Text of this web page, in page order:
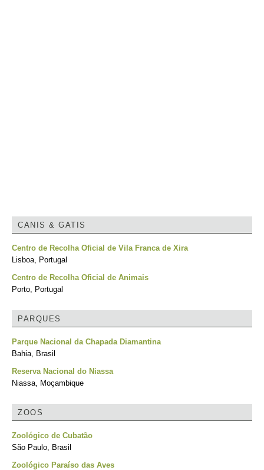
CANIS & GATIS
Centro de Recolha Oficial de Vila Franca de Xira
Lisboa, Portugal
Centro de Recolha Oficial de Animais
Porto, Portugal
PARQUES
Parque Nacional da Chapada Diamantina
Bahia, Brasil
Reserva Nacional do Niassa
Niassa, Moçambique
ZOOS
Zoológico de Cubatão
São Paulo, Brasil
Zoológico Paraíso das Aves